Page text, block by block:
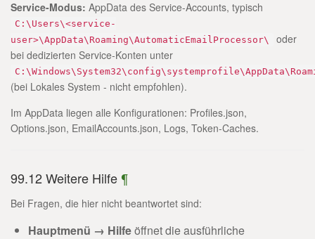
Service-Modus: AppData des Service-Accounts, typisch
C:\Users\<service-
user>\AppData\Roaming\AutomaticEmailProcessor\
oder
bei dedizierten Service-Konten unter
(bei Lokales System - nicht empfohlen).
Im AppData liegen alle Konfigurationen: Profiles.json,
Options.json, EmailAccounts.json, Logs, Token-Caches.
99.12 Weitere Hilfe ¶
Bei Fragen, die hier nicht beantwortet sind:
Hauptmenü → Hilfeöffnet die ausführliche